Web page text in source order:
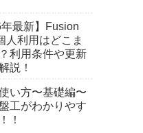
年最新】Fusion
人利用はどこま
利用条件や更新
説！
い方〜基礎編〜
工がわかりやす
！